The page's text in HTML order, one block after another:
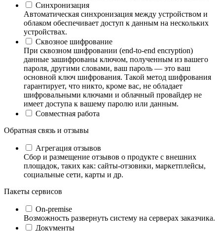
Синхронизация
Автоматическая синхронизация между устройством и
облаком обеспечивает доступ к данным на нескольких
устройствах.
Сквозное шифрование
При сквозном шифровании (end-to-end encryption)
данные зашифрованы ключом, полученным из вашего
пароля, другими словами, ваш пароль — это ваш
основной ключ шифрования. Такой метод шифрования
гарантирует, что никто, кроме вас, не обладает
шифровальными ключами и облачный провайдер не
имеет доступа к вашему паролю или данным.
Совместная работа
Обратная связь и отзывы
Агрегация отзывов
Сбор и размещение отзывов о продукте с внешних
площадок, таких как: сайты-отзовики, маркетплейсы,
социальные сети, карты и др.
Пакеты сервисов
On-premise
Возможность развернуть систему на серверах заказчика.
Документы